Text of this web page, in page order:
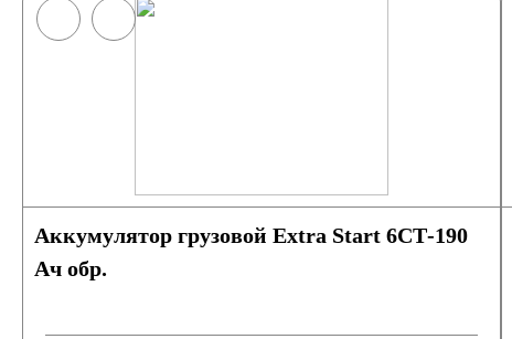
Аккумулятор грузовой Extra Start 6СТ-190
Ач обр.